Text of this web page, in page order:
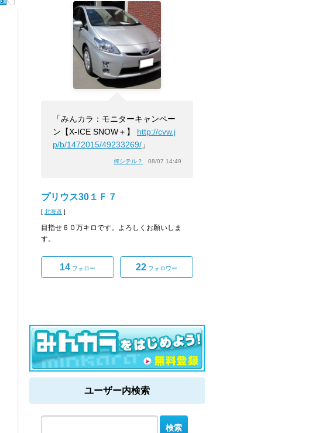
「みんカラ：モニターキャンペー
ン【X-ICE SNOW＋】 http://cvw.j
p/b/1472015/49233269/ 」
何シテル？ 08/07 14:49
プリウス30１Ｆ７
[ 北海道 ]
目指せ６０万キロです。よろしくお願いしま
す。
14 フォロー 22 フォロワー
ユーザー内検索